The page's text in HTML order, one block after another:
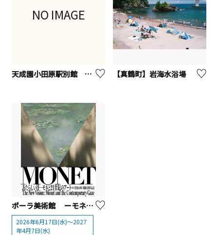
NO IMAGE
天成園小田原駅別館 スカイダイニング 【真鶴町】岩海水浴場
ポーラ美術館 ーモネ没後100年・開館25周年記念『あたらしい目ーモネと21世紀のアート』展
2026年6月17日(水)～2027
年4月7日(水)